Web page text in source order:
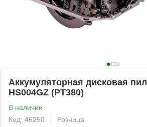
Аккумуляторная дисковая
HS004GZ (PT380)
В наличии
Код: 46250
Розница